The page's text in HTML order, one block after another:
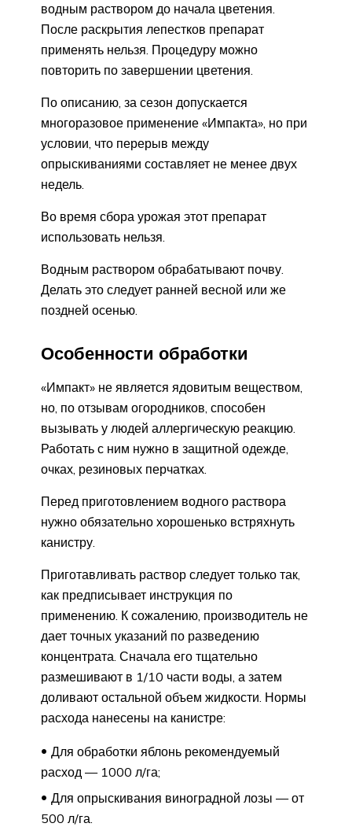
водным раствором до начала цветения.
После раскрытия лепестков препарат
применять нельзя. Процедуру можно
повторить по завершении цветения.
По описанию, за сезон допускается
многоразовое применение «Импакта», но при
условии, что перерыв между
опрыскиваниями составляет не менее двух
недель.
Во время сбора урожая этот препарат
использовать нельзя.
Водным раствором обрабатывают почву.
Делать это следует ранней весной или же
поздней осенью.
Особенности обработки
«Импакт» не является ядовитым веществом,
но, по отзывам огородников, способен
вызывать у людей аллергическую реакцию.
Работать с ним нужно в защитной одежде,
очках, резиновых перчатках.
Перед приготовлением водного раствора
нужно обязательно хорошенько встряхнуть
канистру.
Приготавливать раствор следует только так,
как предписывает инструкция по
применению. К сожалению, производитель не
дает точных указаний по разведению
концентрата. Сначала его тщательно
размешивают в 1/10 части воды, а затем
доливают остальной объем жидкости. Нормы
расхода нанесены на канистре:
Для обработки яблонь рекомендуемый
расход — 1000 л/га;
Для опрыскивания виноградной лозы — от
500 л/га.